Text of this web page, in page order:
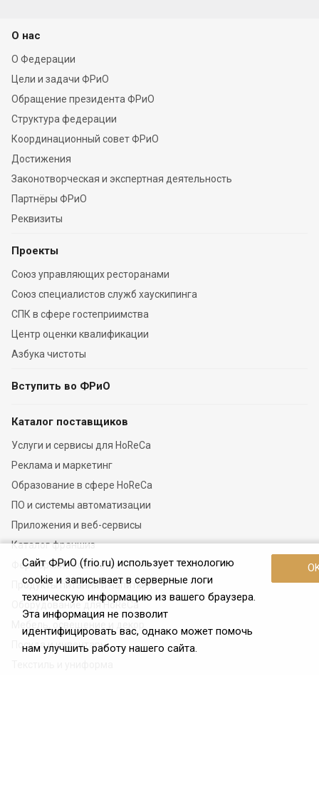
Сайт ФРиО (frio.ru) использует технологию
cookie и записывает в серверные логи
техническую информацию из вашего браузера.
Эта информация не позволит
идентифицировать вас, однако может помочь
нам улучшить работу нашего сайта.
О нас
О Федерации
Цели и задачи ФРиО
Обращение президента ФРиО
Структура федерации
Координационный совет ФРиО
Достижения
Законотворческая и экспертная деятельность
Партнёры ФРиО
Реквизиты
Проекты
Союз управляющих ресторанами
Союз специалистов служб хаускипинга
СПК в сфере гостеприимства
Центр оценки квалификации
Азбука чистоты
Вступить во ФРиО
Каталог поставщиков
Услуги и сервисы для HoReCa
Реклама и маркетинг
Образование в сфере HoReCa
ПО и системы автоматизации
Приложения и веб-сервисы
Каталог франшиз
Фермерские хозяйства
Продукты питания и напитки
Оборудование для HoReCa
Мебель, освещение и декор
Посуда и инвентарь